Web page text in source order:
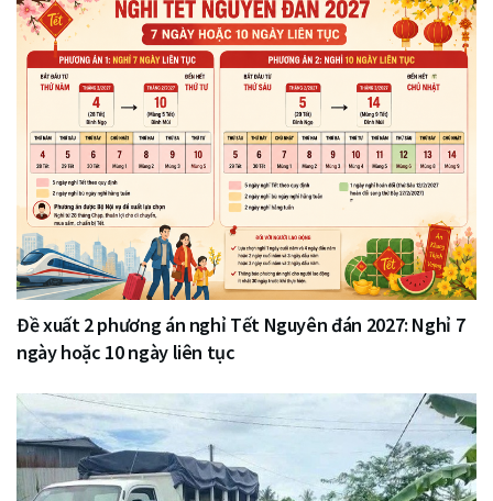
Đề xuất 2 phương án nghỉ Tết Nguyên đán 2027: Nghỉ 7
ngày hoặc 10 ngày liên tục